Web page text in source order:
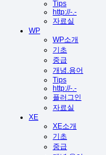
Tips
http://-.-
자료실
WP
WP소개
기초
중급
개념.용어
Tips
http://-.-
플러그인
자료실
XE
XE소개
기초
중급